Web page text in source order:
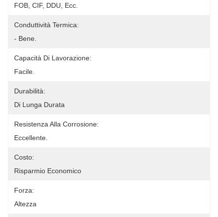
FOB, CIF, DDU, Ecc.
Conduttività Termica:
- Bene.
Capacità Di Lavorazione:
Facile.
Durabilità:
Di Lunga Durata
Resistenza Alla Corrosione:
Eccellente.
Costo:
Risparmio Economico
Forza:
Altezza